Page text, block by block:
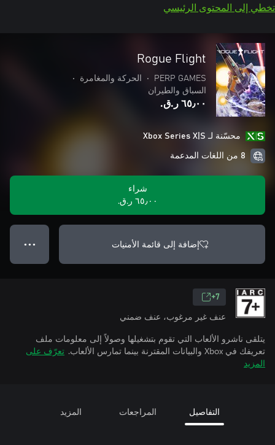
تخطي إلى المحتوى الرئيسي
Rogue Flight
PERP GAMES
• الحركة والمغامرة
•
السباق والطيران
٦٥٫٠٠ ر.ق.‏
محسّنة لـ Xbox Series X|S
8 من اللغات المدعمة
شراء
٦٥٫٠٠ ر.ق.‏
إضافة إلى قائمة الأمنيات ● ● ●
7+
عنف غير مرغوب، عنف ضمني
يتلقى ناشرو الألعاب التي تقوم بتشغيلها وصولاً إلى معلومات ملف
تعريفك في Xbox والبيانات المقترنة بينما تمارس الألعاب.
تعرّف على
المزيد
التفاصيل المراجعات المزيد